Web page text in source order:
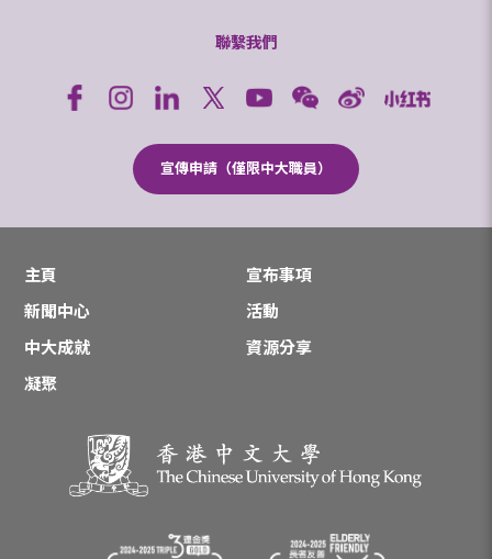
聯繫我們
宣傳申請（僅限中大職員）
主頁
宣布事項
新聞中心
活動
中大成就
資源分享
凝聚